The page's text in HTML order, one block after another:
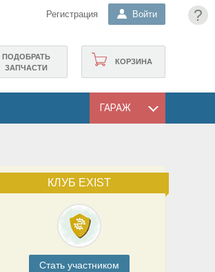
?
Регистрация Войти
КОРЗИНА
ПОДОБРАТЬ
ЗАПЧАСТИ
ГАРАЖ
КЛУБ EXIST
Cтать участником